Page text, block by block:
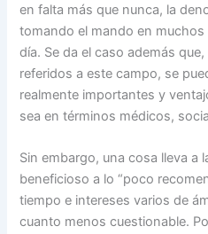
en falta más que nunca, la
tomando el mando en
día. Se da el caso además
referidos a este campo, se
realmente importantes y
sea en términos médicos,
Sin embargo, una cosa lleva a
beneficioso a lo “poco
tiempo e intereses varios de
cuanto menos cuestionable.